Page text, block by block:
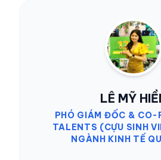
LÊ MỸ
PHÓ GIÁM ĐỐC & CO-
TALENTS (CỰU SINH
NGÀNH KINH TẾ